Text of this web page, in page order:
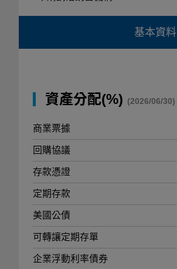
基本資料
資產分配(%) (2026/06/30)
商業票據
回購協議
存款憑證
定期存款
美國公債
可轉讓定期存單
企業浮動利率債券